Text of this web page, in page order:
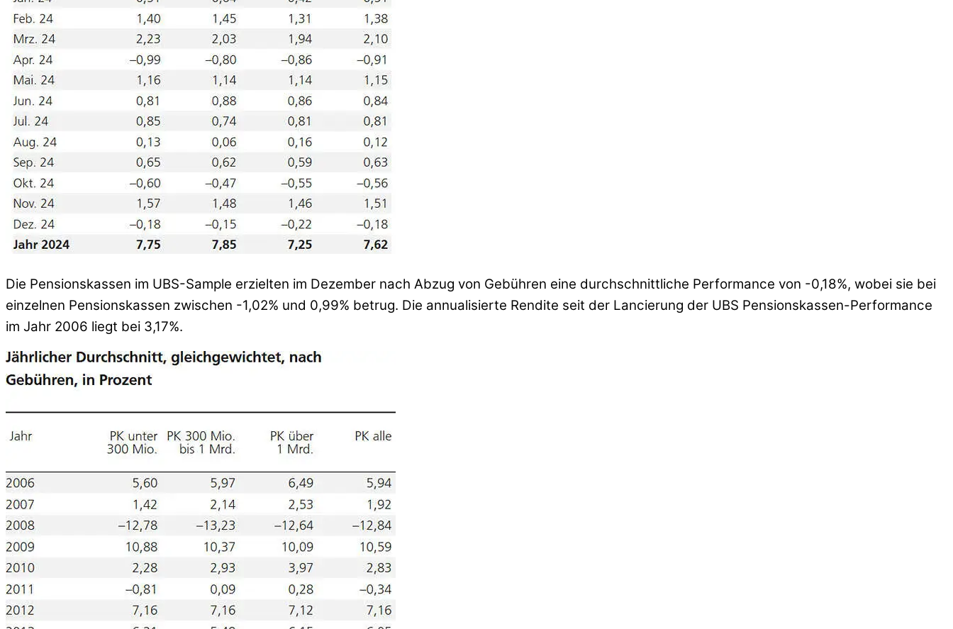
Die Pensionskassen im UBS-Sample erzielten im Dezember nach Abzug von Gebühren eine durchschnittliche Performance von -0,18%, wobei sie bei
einzelnen Pensionskassen zwischen -1,02% und 0,99% betrug. Die annualisierte Rendite seit der Lancierung der UBS Pensionskassen-Performance
im Jahr 2006 liegt bei 3,17%.